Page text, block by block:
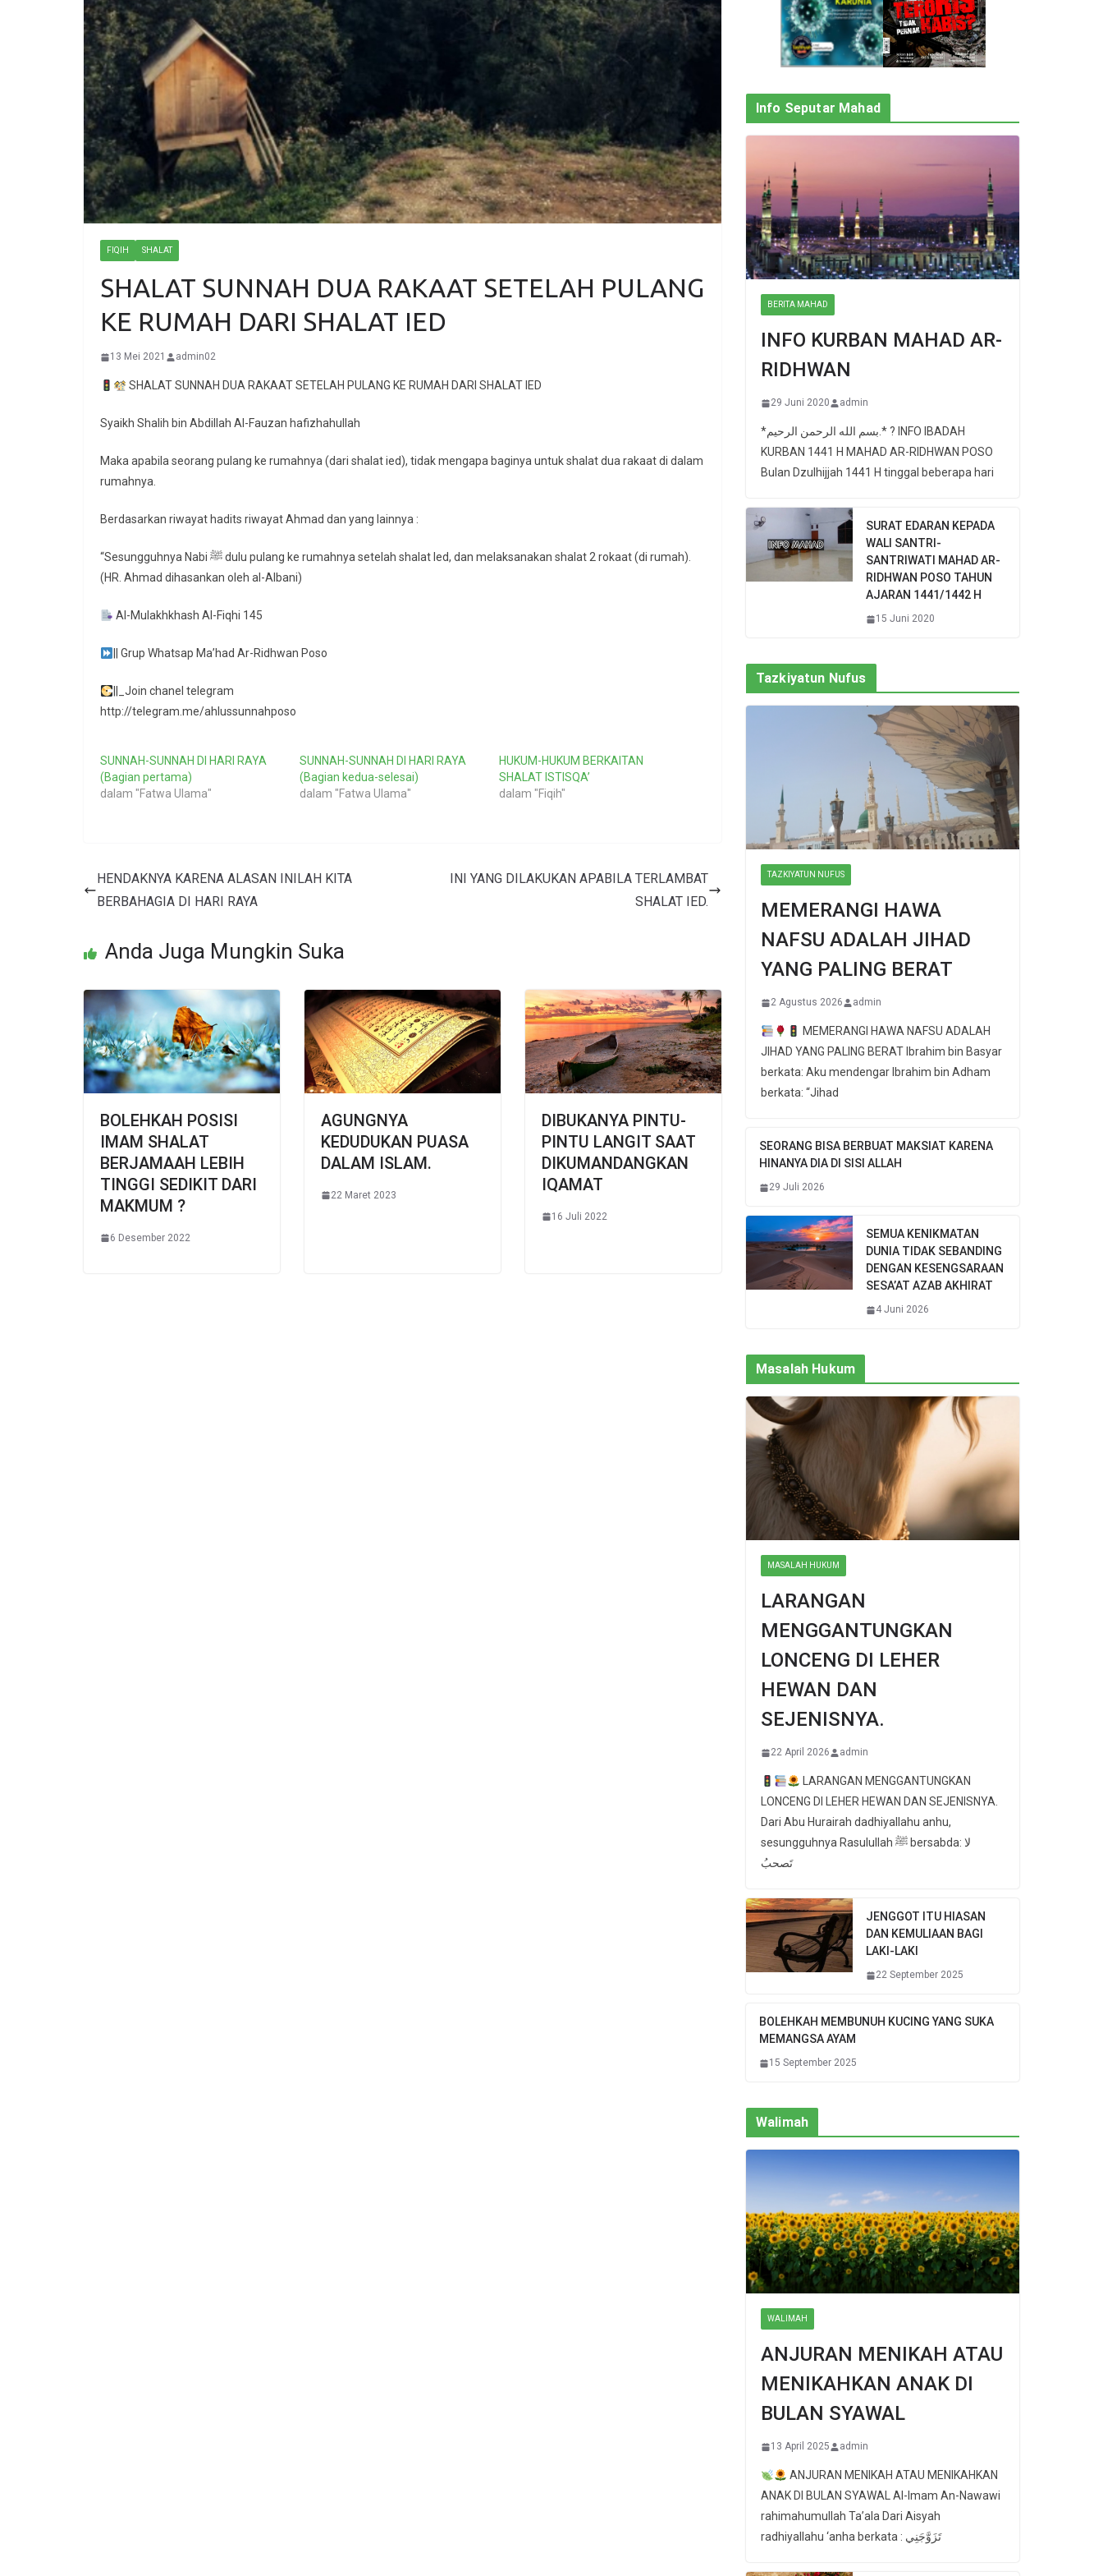
FIQIH SHALAT
SHALAT SUNNAH DUA RAKAAT SETELAH PULANG
KE RUMAH DARI SHALAT IED
13 Mei 2021 admin02
SHALAT SUNNAH DUA RAKAAT SETELAH PULANG KE RUMAH DARI SHALAT IED
Syaikh Shalih bin Abdillah Al-Fauzan hafizhahullah
Maka apabila seorang pulang ke rumahnya (dari shalat ied), tidak mengapa baginya untuk shalat dua rakaat di dalam
rumahnya.
Berdasarkan riwayat hadits riwayat Ahmad dan yang lainnya :
“Sesungguhnya Nabi ﷺ dulu pulang ke rumahnya setelah shalat Ied, dan melaksanakan shalat 2 rokaat (di rumah).
(HR. Ahmad dihasankan oleh al-Albani)
Al-Mulakhkhash Al-Fiqhi 145
|| Grup Whatsap Ma’had Ar-Ridhwan Poso
||_Join chanel telegram
http://telegram.me/ahlussunnahposo
SUNNAH-SUNNAH DI HARI RAYA
(Bagian pertama)
dalam "Fatwa Ulama"
SUNNAH-SUNNAH DI HARI RAYA
(Bagian kedua-selesai)
dalam "Fatwa Ulama"
HUKUM-HUKUM BERKAITAN
SHALAT ISTISQA’
dalam "Fiqih"
HENDAKNYA KARENA ALASAN INILAH KITA
BERBAHAGIA DI HARI RAYA
INI YANG DILAKUKAN APABILA TERLAMBAT
SHALAT IED.
Anda Juga Mungkin Suka
BOLEHKAH POSISI
IMAM SHALAT
BERJAMAAH LEBIH
TINGGI SEDIKIT DARI
MAKMUM ?
6 Desember 2022
AGUNGNYA
KEDUDUKAN PUASA
DALAM ISLAM.
22 Maret 2023
DIBUKANYA PINTU-
PINTU LANGIT SAAT
DIKUMANDANGKAN
IQAMAT
16 Juli 2022
Info Seputar Mahad
BERITA MAHAD
INFO KURBAN MAHAD AR-
RIDHWAN
29 Juni 2020 admin
*بسم الله الرحمن الرحيم.* ? INFO IBADAH
KURBAN 1441 H MAHAD AR-RIDHWAN POSO
Bulan Dzulhijjah 1441 H tinggal beberapa hari
SURAT EDARAN KEPADA
WALI SANTRI-
SANTRIWATI MAHAD AR-
RIDHWAN POSO TAHUN
AJARAN 1441/1442 H
15 Juni 2020
Tazkiyatun Nufus
TAZKIYATUN NUFUS
MEMERANGI HAWA
NAFSU ADALAH JIHAD
YANG PALING BERAT
2 Agustus 2026 admin
MEMERANGI HAWA NAFSU ADALAH
JIHAD YANG PALING BERAT Ibrahim bin Basyar
berkata: Aku mendengar Ibrahim bin Adham
berkata: “Jihad
SEORANG BISA BERBUAT MAKSIAT KARENA
HINANYA DIA DI SISI ALLAH
29 Juli 2026
SEMUA KENIKMATAN
DUNIA TIDAK SEBANDING
DENGAN KESENGSARAAN
SESA’AT AZAB AKHIRAT
4 Juni 2026
Masalah Hukum
MASALAH HUKUM
LARANGAN
MENGGANTUNGKAN
LONCENG DI LEHER
HEWAN DAN
SEJENISNYA.
22 April 2026 admin
LARANGAN MENGGANTUNGKAN
LONCENG DI LEHER HEWAN DAN SEJENISNYA.
Dari Abu Hurairah dadhiyallahu anhu,
sesungguhnya Rasulullah ﷺ bersabda: لا
تَصحبُ
JENGGOT ITU HIASAN
DAN KEMULIAAN BAGI
LAKI-LAKI
22 September 2025
BOLEHKAH MEMBUNUH KUCING YANG SUKA
MEMANGSA AYAM
15 September 2025
Walimah
WALIMAH
ANJURAN MENIKAH ATAU
MENIKAHKAN ANAK DI
BULAN SYAWAL
13 April 2025 admin
ANJURAN MENIKAH ATAU MENIKAHKAN
ANAK DI BULAN SYAWAL Al-Imam An-Nawawi
rahimahumullah Ta’ala Dari Aisyah
radhiyallahu ‘anha berkata : تَزَوَّجَنِي